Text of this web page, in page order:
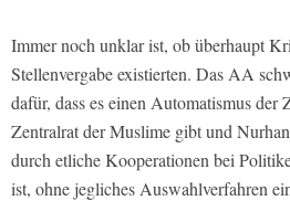
Immer noch unklar ist, ob überhaupt
Stellenvergabe existierten. Das AA
dafür, dass es einen Automatismus der
Zentralrat der Muslime gibt und
durch etliche Kooperationen bei
ist, ohne jegliches Auswahlverfahren